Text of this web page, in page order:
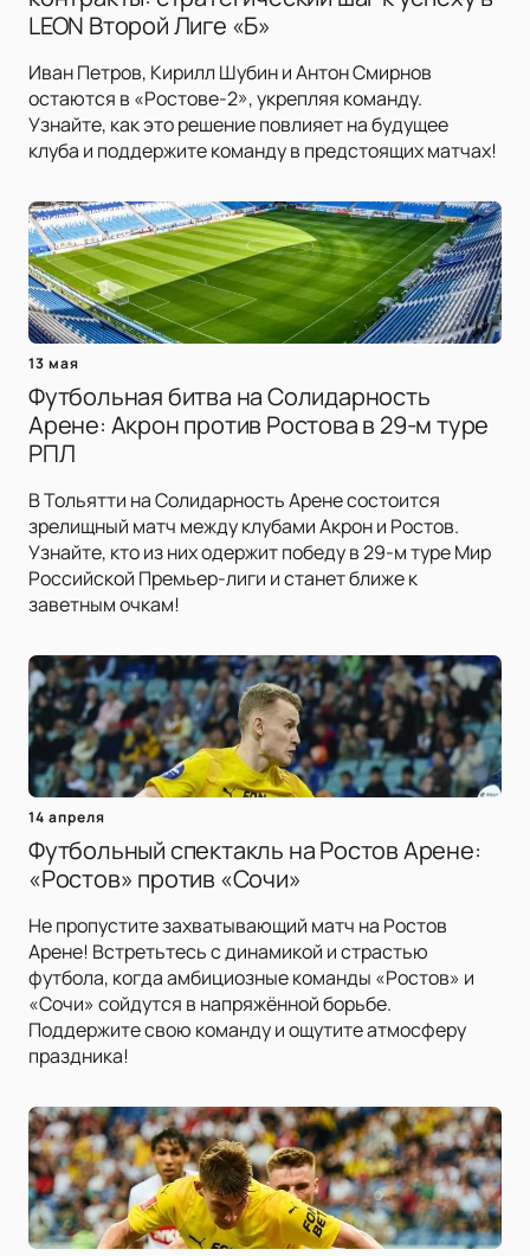
LEON Второй Лиге «Б»
Иван Петров, Кирилл Шубин и Антон Смирнов
остаются в «Ростове-2», укрепляя команду.
Узнайте, как это решение повлияет на будущее
клуба и поддержите команду в предстоящих матчах!
13 мая
Футбольная битва на Солидарность
Арене: Акрон против Ростова в 29-м туре
РПЛ
В Тольятти на Солидарность Арене состоится
зрелищный матч между клубами Акрон и Ростов.
Узнайте, кто из них одержит победу в 29-м туре Мир
Российской Премьер-лиги и станет ближе к
заветным очкам!
14 апреля
Футбольный спектакль на Ростов Арене:
«Ростов» против «Сочи»
Не пропустите захватывающий матч на Ростов
Арене! Встретьтесь с динамикой и страстью
футбола, когда амбициозные команды «Ростов» и
«Сочи» сойдутся в напряжённой борьбе.
Поддержите свою команду и ощутите атмосферу
праздника!